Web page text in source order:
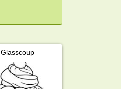
Glasscoup